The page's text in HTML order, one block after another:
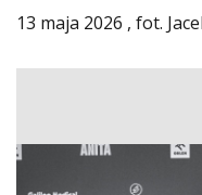
13 maja 2026 , fot.